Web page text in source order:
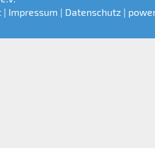
| Impressum | Datenschutz |